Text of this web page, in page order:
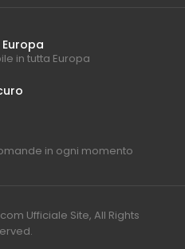
in tutta Europa
in ogni momento
Ufficiale Site, All Rights